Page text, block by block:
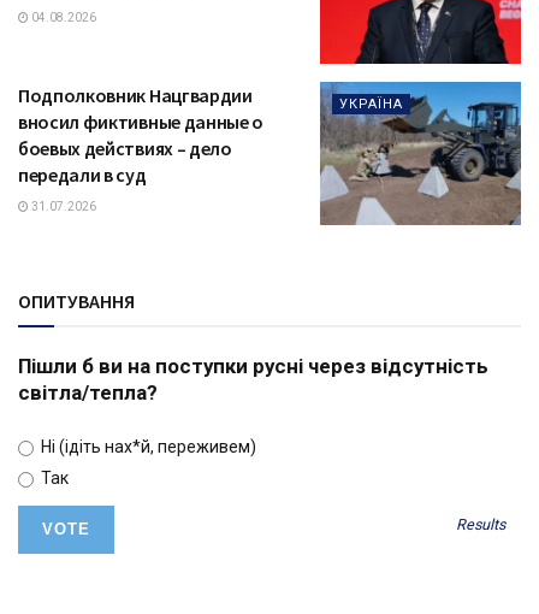
04.08.2026
УКРАЇНА
Подполковник Нацгвардии
вносил фиктивные данные о
боевых действиях – дело
передали в суд
31.07.2026
ОПИТУВАННЯ
Пішли б ви на поступки русні через відсутність
світла/тепла?
Ні (ідіть нах*й, переживем)
Так
Results